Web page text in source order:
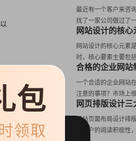
最近有一个客户来咨
找了一家公司做过了
网站设计的核心
网站设计的核心元素
时，核心要素主要包
合格的企业网
一个合适的企业网站
注意的事项？市场上
网页排版设计
网站页面布局设计排
高用户的阅读积极性
包
领取